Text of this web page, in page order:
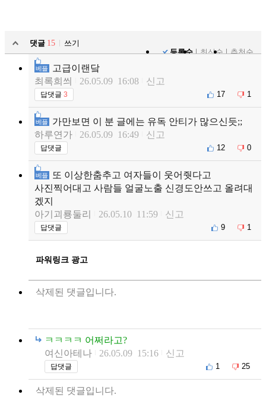
댓글 15
쓰기
등록순
최신순 추천순
베플
고급이랜닼
최록희씌
26.05.09 16:08 신고
답댓글 3 17 1
베플
가만보면 이 분 글에는 유독 안티가 많으신듯;;
하루연가
26.05.09 16:49 신고
답댓글 12 0
베플
또 이상한춤추고 여자들이 웃어줫다고
사진찍어대고 사람들 얼굴노출 신경도안쓰고 올려대
겠지
아기괴룡둘리
26.05.10 11:59 신고
답댓글 9 1
파워링크 광고
삭제된 댓글입니다.
ㅋㅋㅋㅋ 어쩌라고?
여신아테나
26.05.09 15:16 신고
답댓글 1 25
삭제된 댓글입니다.